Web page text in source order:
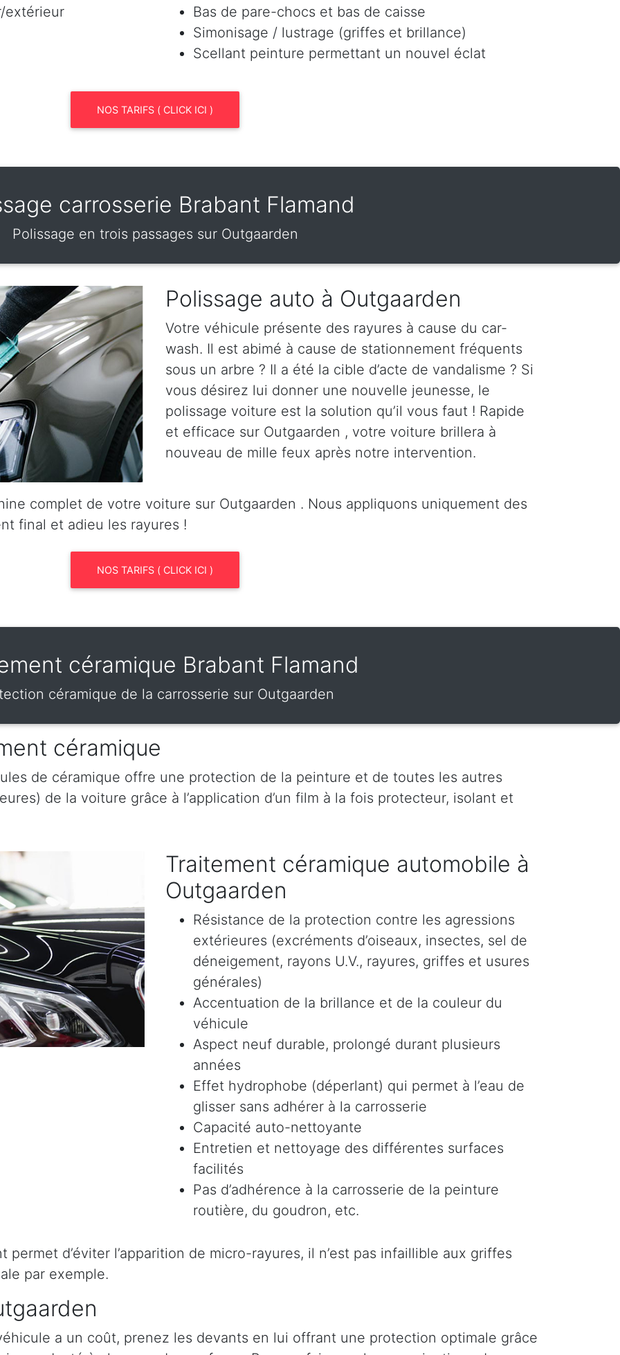
extérieur
Bas de pare-chocs et bas de caisse
Simonisage / lustrage (griffes et brillance)
Scellant peinture permettant un nouvel éclat
NOS TARIFS ( CLICK ICI )
carrosserie Brabant Flamand
Polissage en trois passages sur Outgaarden
Polissage auto à Outgaarden
Votre véhicule présente des rayures à cause du car-
wash. Il est abimé à cause de stationnement fréquents
sous un arbre ? Il a été la cible d’acte de vandalisme ? Si
vous désirez lui donner une nouvelle jeunesse, le
polissage voiture est la solution qu’il vous faut ! Rapide
et efficace sur Outgaarden , votre voiture brillera à
nouveau de mille feux après notre intervention.
complet de votre voiture sur Outgaarden . Nous appliquons uniquement des
final et adieu les rayures !
NOS TARIFS ( CLICK ICI )
céramique Brabant Flamand
céramique de la carrosserie sur Outgaarden
céramique
de céramique offre une protection de la peinture et de toutes les autres
de la voiture grâce à l’application d’un film à la fois protecteur, isolant et
Traitement céramique automobile à
Outgaarden
Résistance de la protection contre les agressions
extérieures (excréments d’oiseaux, insectes, sel de
déneigement, rayons U.V., rayures, griffes et usures
générales)
Accentuation de la brillance et de la couleur du
véhicule
Aspect neuf durable, prolongé durant plusieurs
années
Effet hydrophobe (déperlant) qui permet à l’eau de
glisser sans adhérer à la carrosserie
Capacité auto-nettoyante
Entretien et nettoyage des différentes surfaces
facilités
Pas d’adhérence à la carrosserie de la peinture
routière, du goudron, etc.
d’éviter l’apparition de micro-rayures, il n’est pas infaillible aux griffes
par exemple.
a un coût, prenez les devants en lui offrant une protection optimale grâce